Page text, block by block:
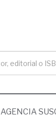
AGENCIA